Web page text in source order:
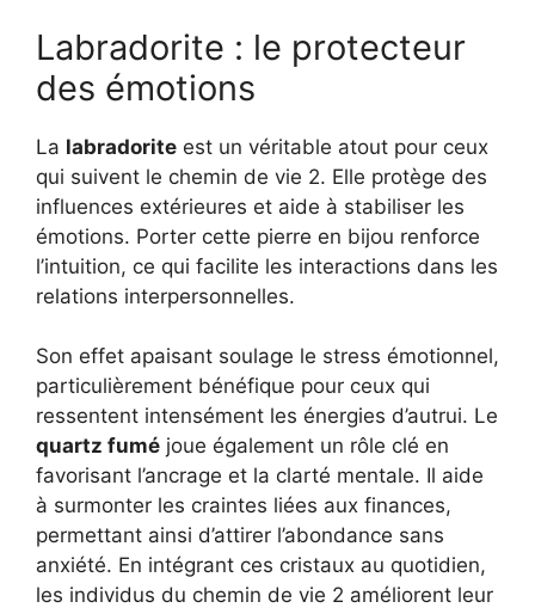
Labradorite : le protecteur
des émotions
La labradorite est un véritable atout pour ceux
qui suivent le chemin de vie 2. Elle protège des
influences extérieures et aide à stabiliser les
émotions. Porter cette pierre en bijou renforce
l’intuition, ce qui facilite les interactions dans les
relations interpersonnelles.
Son effet apaisant soulage le stress émotionnel,
particulièrement bénéfique pour ceux qui
ressentent intensément les énergies d’autrui. Le
quartz fumé joue également un rôle clé en
favorisant l’ancrage et la clarté mentale. Il aide
à surmonter les craintes liées aux finances,
permettant ainsi d’attirer l’abondance sans
anxiété. En intégrant ces cristaux au quotidien,
les individus du chemin de vie 2 améliorent leur